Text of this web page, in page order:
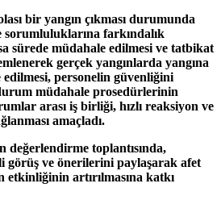
bir yangın çıkması durumunda
farkındalık
sürede müdahale edilmesi ve tatbikat
gerçek yangınlarda yangına
edilmesi, personelin güvenliğini
müdahale prosedürlerinin
arası iş birliği, hızlı reaksiyon ve
amaçladı.
değerlendirme toplantısında,
görüş ve önerilerini paylaşarak afet
etkinliğinin artırılmasına katkı